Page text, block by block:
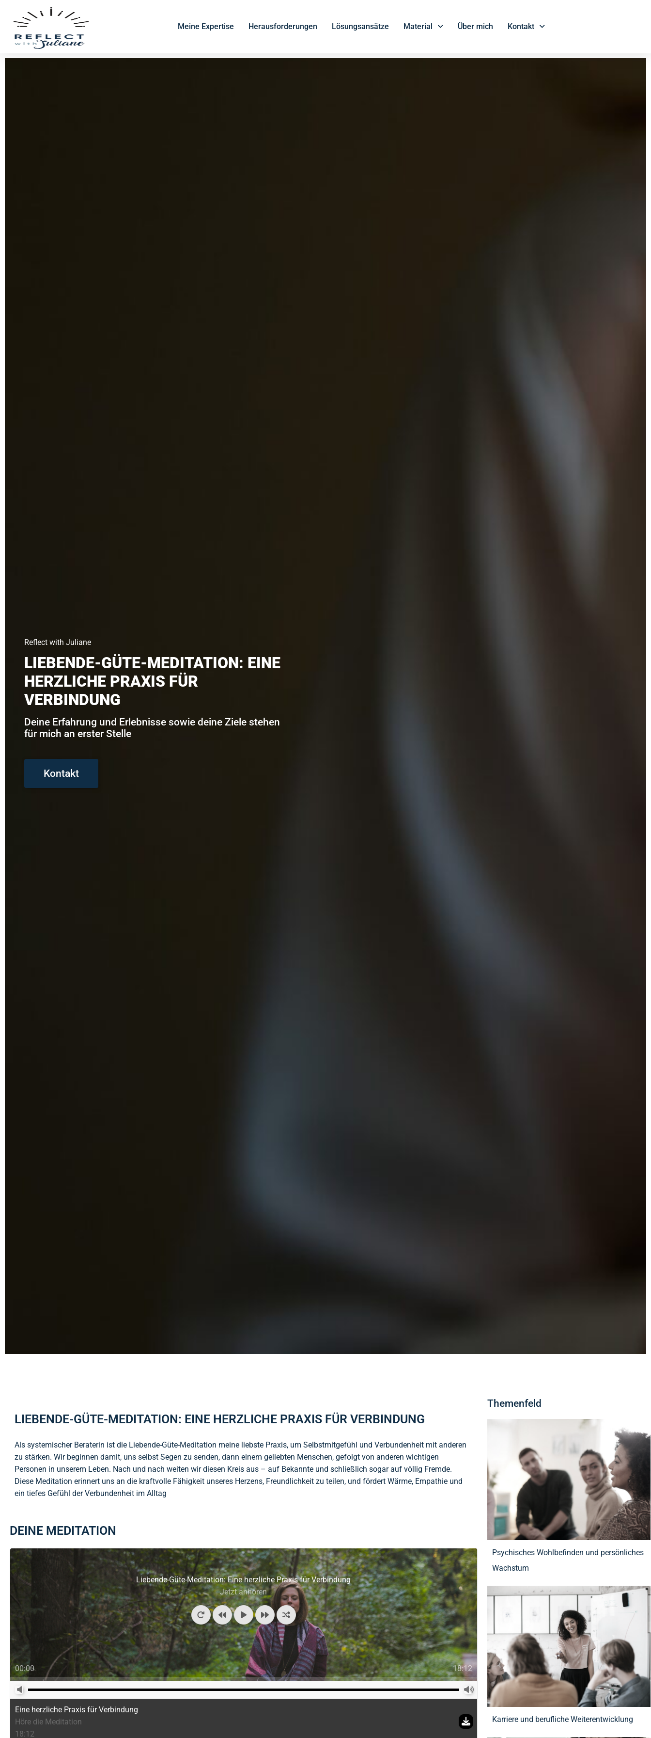
Meine Expertise Herausforderungen Lösungsansätze Material Über mich Kontakt
Reflect with Juliane
LIEBENDE-GÜTE-MEDITATION: EINE
HERZLICHE PRAXIS FÜR
VERBINDUNG
Deine Erfahrung und Erlebnisse sowie deine Ziele stehen
für mich an erster Stelle
Kontakt
LIEBENDE-GÜTE-MEDITATION: EINE HERZLICHE PRAXIS FÜR VERBINDUNG
Als systemischer Beraterin ist die Liebende-Güte-Meditation meine liebste Praxis, um Selbstmitgefühl und Verbundenheit mit anderen
zu stärken. Wir beginnen damit, uns selbst Segen zu senden, dann einem geliebten Menschen, gefolgt von anderen wichtigen
Personen in unserem Leben. Nach und nach weiten wir diesen Kreis aus – auf Bekannte und schließlich sogar auf völlig Fremde.
Diese Meditation erinnert uns an die kraftvolle Fähigkeit unseres Herzens, Freundlichkeit zu teilen, und fördert Wärme, Empathie und
ein tiefes Gefühl der Verbundenheit im Alltag
DEINE MEDITATION
Liebende-Güte-Meditation: Eine herzliche Praxis für Verbindung
Jetzt anhören
00:00 18:12
Eine herzliche Praxis für Verbindung
Höre die Meditation
18:12
Themenfeld
Psychisches Wohlbefinden und persönliches
Wachstum
Karriere und berufliche Weiterentwicklung